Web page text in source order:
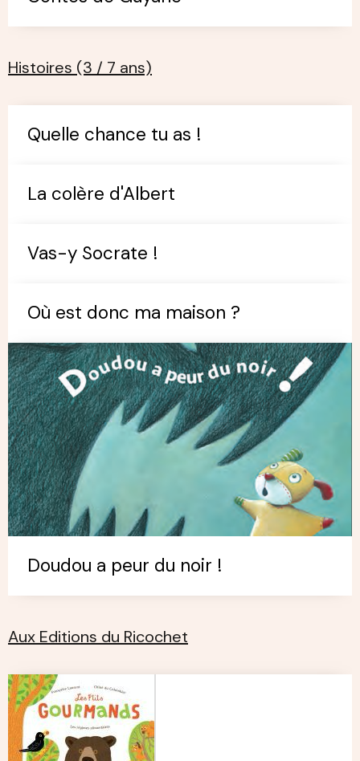
Histoires (3 / 7 ans)
Quelle chance tu as !
La colère d'Albert
Vas-y Socrate !
Où est donc ma maison ?
Doudou a peur du noir !
Aux Editions du Ricochet